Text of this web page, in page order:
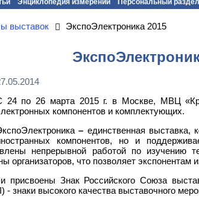
Энциклопедия измерений Персональный раздел
выставок ЭкспоЭлектроника 2015
24 по 26 марта 2015 г. в Москве, МВЦ
компонентов и комплектующих.
– единственная выставка,
компонентов, но и
непрерывной работой по изучению
организаторов, что позволяет
присвоены Знак Российского Союза
- знаки высокого качества выставочного